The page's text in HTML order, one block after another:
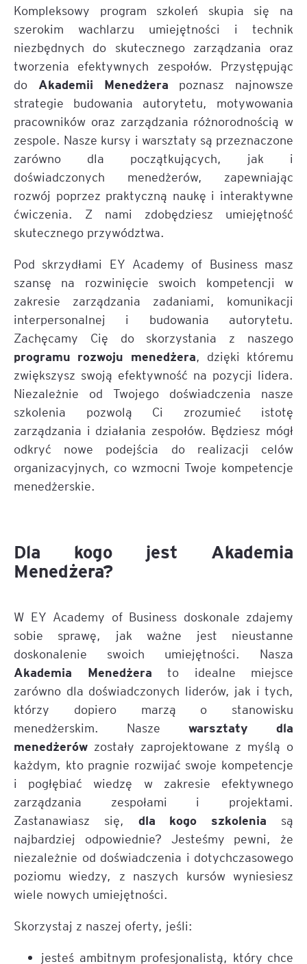
Kompleksowy program szkoleń skupia się na
szerokim wachlarzu umiejętności i technik
niezbędnych do skutecznego zarządzania oraz
tworzenia efektywnych zespołów. Przystępując
do Akademii Menedżera poznasz najnowsze
strategie budowania autorytetu, motywowania
pracowników oraz zarządzania różnorodnością w
zespole. Nasze kursy i warsztaty są przeznaczone
zarówno dla początkujących, jak i
doświadczonych menedżerów, zapewniając
rozwój poprzez praktyczną naukę i interaktywne
ćwiczenia. Z nami zdobędziesz umiejętność
skutecznego przywództwa.
Pod skrzydłami EY Academy of Business masz
szansę na rozwinięcie swoich kompetencji w
zakresie zarządzania zadaniami, komunikacji
interpersonalnej i budowania autorytetu.
Zachęcamy Cię do skorzystania z naszego
programu rozwoju menedżera, dzięki któremu
zwiększysz swoją efektywność na pozycji lidera.
Niezależnie od Twojego doświadczenia nasze
szkolenia pozwolą Ci zrozumieć istotę
zarządzania i działania zespołów. Będziesz mógł
odkryć nowe podejścia do realizacji celów
organizacyjnych, co wzmocni Twoje kompetencje
menedżerskie.
Dla kogo jest Akademia
Menedżera?
W EY Academy of Business doskonale zdajemy
sobie sprawę, jak ważne jest nieustanne
doskonalenie swoich umiejętności. Nasza
Akademia Menedżera to idealne miejsce
zarówno dla doświadczonych liderów, jak i tych,
którzy dopiero marzą o stanowisku
menedżerskim. Nasze warsztaty dla
menedżerów zostały zaprojektowane z myślą o
każdym, kto pragnie rozwijać swoje kompetencje
i pogłębiać wiedzę w zakresie efektywnego
zarządzania zespołami i projektami.
Zastanawiasz się, dla kogo szkolenia są
najbardziej odpowiednie? Jesteśmy pewni, że
niezależnie od doświadczenia i dotychczasowego
poziomu wiedzy, z naszych kursów wyniesiesz
wiele nowych umiejętności.
Skorzystaj z naszej oferty, jeśli:
jesteś ambitnym profesjonalistą, który chce